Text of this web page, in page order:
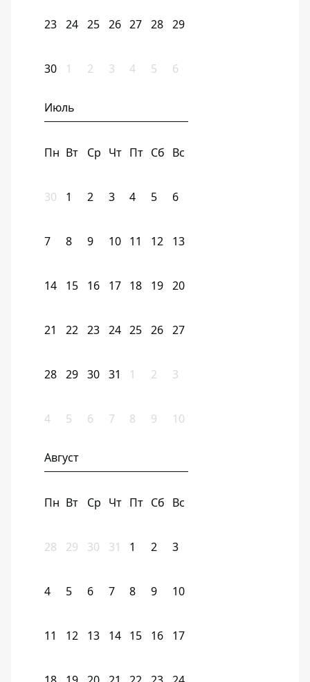
23 24 25 26 27 28 29
30 1 2 3 4 5 6
Июль
Пн Вт Ср Чт Пт Сб Вс
30 1 2 3 4 5 6
7 8 9 10 11 12 13
14 15 16 17 18 19 20
21 22 23 24 25 26 27
28 29 30 31 1 2 3
4 5 6 7 8 9 10
Август
Пн Вт Ср Чт Пт Сб Вс
28 29 30 31 1 2 3
4 5 6 7 8 9 10
11 12 13 14 15 16 17